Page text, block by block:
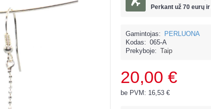
Perkant už 70 eurų ir
Gamintojas:
PERLUONA
Kodas: 065-A
Prekyboje: Taip
20,00 €
be PVM: 16,53 €